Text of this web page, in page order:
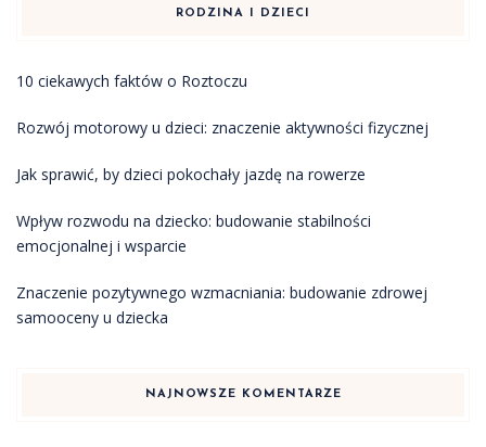
RODZINA I DZIECI
10 ciekawych faktów o Roztoczu
Rozwój motorowy u dzieci: znaczenie aktywności fizycznej
Jak sprawić, by dzieci pokochały jazdę na rowerze
Wpływ rozwodu na dziecko: budowanie stabilności
emocjonalnej i wsparcie
Znaczenie pozytywnego wzmacniania: budowanie zdrowej
samooceny u dziecka
NAJNOWSZE KOMENTARZE